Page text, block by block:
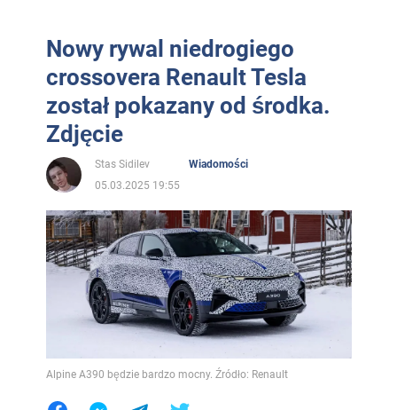
Nowy rywal niedrogiego
crossovera Renault Tesla
został pokazany od środka.
Zdjęcie
Stas Sidilev
Wiadomości
05.03.2025 19:55
Alpine A390 będzie bardzo mocny. Źródło: Renault